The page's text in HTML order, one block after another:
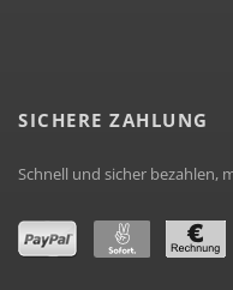
SICHERE ZAHLUNG
Schnell und sicher bezahlen,